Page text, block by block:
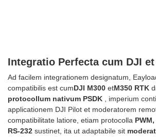
Integratio Perfecta cum DJI
Ad facilem integrationem designatum,
compatibilis est cumDJI M300 etM350 RTK
protocollum nativum PSDK , imperium
applicationem DJI Pilot et moderatorem
compatibilitate latiore, etiam protocolla
RS-232 sustinet, ita ut adaptabile sit